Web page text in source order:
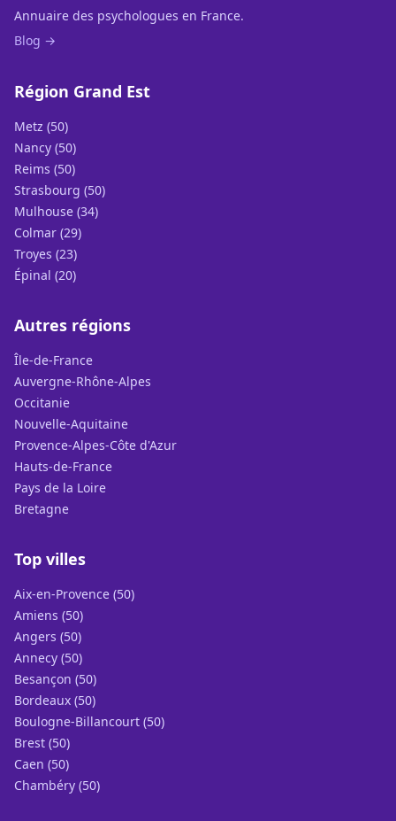
Annuaire des psychologues en France.
Blog →
Région Grand Est
Metz (50)
Nancy (50)
Reims (50)
Strasbourg (50)
Mulhouse (34)
Colmar (29)
Troyes (23)
Épinal (20)
Autres régions
Île-de-France
Auvergne-Rhône-Alpes
Occitanie
Nouvelle-Aquitaine
Provence-Alpes-Côte d'Azur
Hauts-de-France
Pays de la Loire
Bretagne
Top villes
Aix-en-Provence (50)
Amiens (50)
Angers (50)
Annecy (50)
Besançon (50)
Bordeaux (50)
Boulogne-Billancourt (50)
Brest (50)
Caen (50)
Chambéry (50)